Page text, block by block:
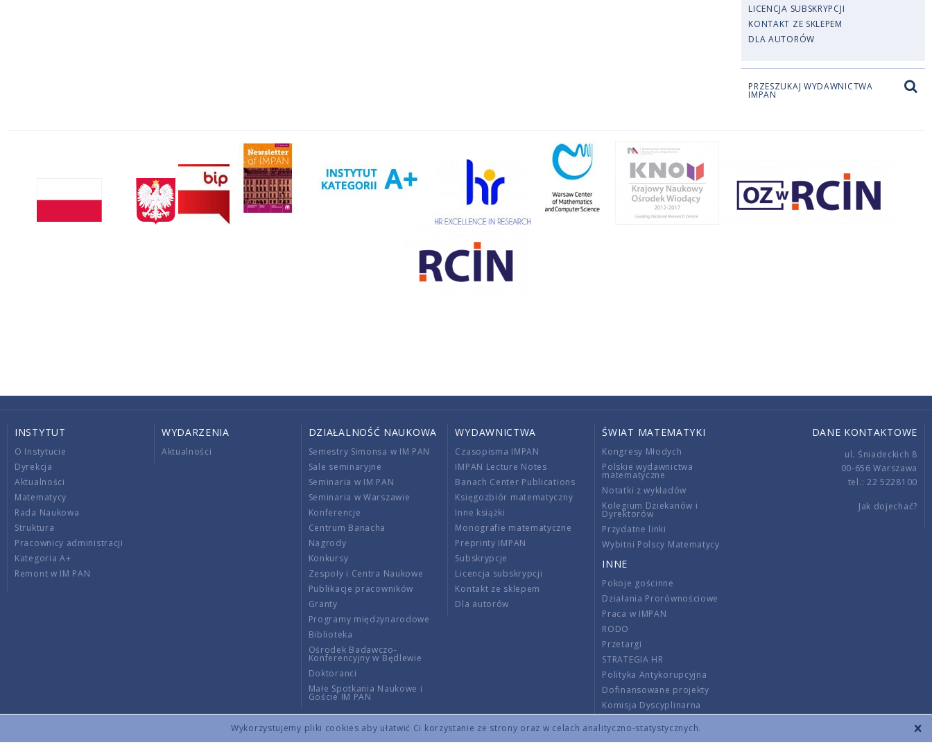
Wykorzystujemy pliki cookies aby ułatwić Ci korzystanie ze strony oraz w celach analityczno-statystycznych.
LICENCJA SUBSKRYPCJI
KONTAKT ZE SKLEPEM
DLA AUTORÓW
PRZESZUKAJ WYDAWNICTWA
IMPAN
INSTYTUT
O Instytucie
Dyrekcja
Aktualności
Matematycy
Rada Naukowa
Struktura
Pracownicy administracji
Kategoria A+
Remont w IM PAN
WYDARZENIA
Aktualności
DZIAŁALNOŚĆ NAUKOWA
Semestry Simonsa w IM PAN
Sale seminaryjne
Seminaria w IM PAN
Seminaria w Warszawie
Konferencje
Centrum Banacha
Nagrody
Konkursy
Zespoły i Centra Naukowe
Publikacje pracowników
Granty
Programy międzynarodowe
Biblioteka
Ośrodek Badawczo-
Konferencyjny w Będlewie
Doktoranci
Małe Spotkania Naukowe i
Goście IM PAN
WYDAWNICTWA
Czasopisma IMPAN
IMPAN Lecture Notes
Banach Center Publications
Księgozbiór matematyczny
Inne książki
Monografie matematyczne
Preprinty IMPAN
Subskrypcje
Licencja subskrypcji
Kontakt ze sklepem
Dla autorów
ŚWIAT MATEMATYKI
Kongresy Młodych
Polskie wydawnictwa
matematyczne
Notatki z wykładów
Kolegium Dziekanów i
Dyrektorów
Przydatne linki
Wybitni Polscy Matematycy
INNE
Pokoje gościnne
Działania Prorównościowe
Praca w IMPAN
RODO
Przetargi
STRATEGIA HR
Polityka Antykorupcyjna
Dofinansowane projekty
Komisja Dyscyplinarna
Wnoszenie opłat
DANE KONTAKTOWE
ul. Śniadeckich 8
00-656 Warszawa
tel.: 22 5228100
Jak dojechać?